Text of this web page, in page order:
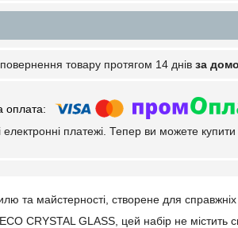
повернення товару протягом 14 днів за
електронні платежі. Тепер ви можете
та майстерності, створене для справжніх
CRYSTAL GLASS, цей набір не